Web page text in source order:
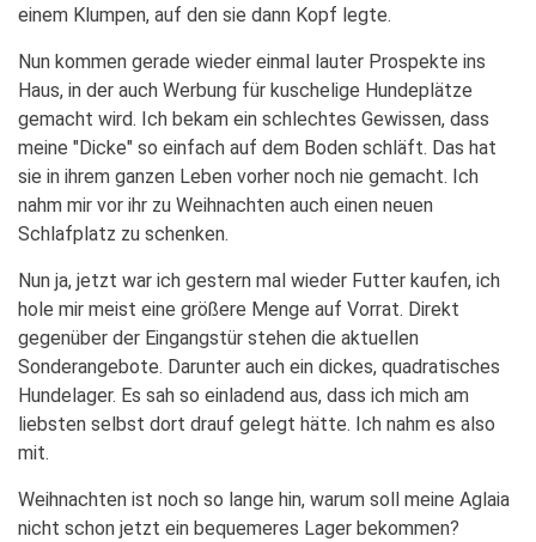
einem Klumpen, auf den sie dann Kopf legte.
Nun kommen gerade wieder einmal lauter Prospekte ins
Haus, in der auch Werbung für kuschelige Hundeplätze
gemacht wird. Ich bekam ein schlechtes Gewissen, dass
meine "Dicke" so einfach auf dem Boden schläft. Das hat
sie in ihrem ganzen Leben vorher noch nie gemacht. Ich
nahm mir vor ihr zu Weihnachten auch einen neuen
Schlafplatz zu schenken.
Nun ja, jetzt war ich gestern mal wieder Futter kaufen, ich
hole mir meist eine größere Menge auf Vorrat. Direkt
gegenüber der Eingangstür stehen die aktuellen
Sonderangebote. Darunter auch ein dickes, quadratisches
Hundelager. Es sah so einladend aus, dass ich mich am
liebsten selbst dort drauf gelegt hätte. Ich nahm es also
mit.
Weihnachten ist noch so lange hin, warum soll meine Aglaia
nicht schon jetzt ein bequemeres Lager bekommen?